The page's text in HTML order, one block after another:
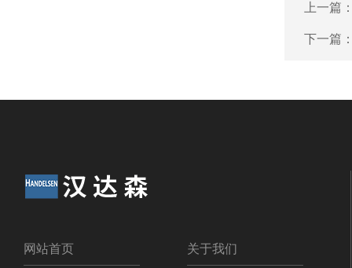
上一篇
下一篇
网站首页 关于我们